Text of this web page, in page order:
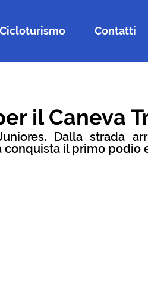
Cicloturismo Contatti
il Caneva
Dalla strada
conquista il primo podio